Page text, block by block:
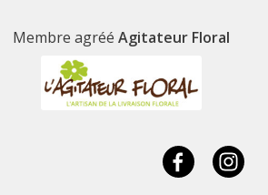
Membre agrééAgitateur Floral